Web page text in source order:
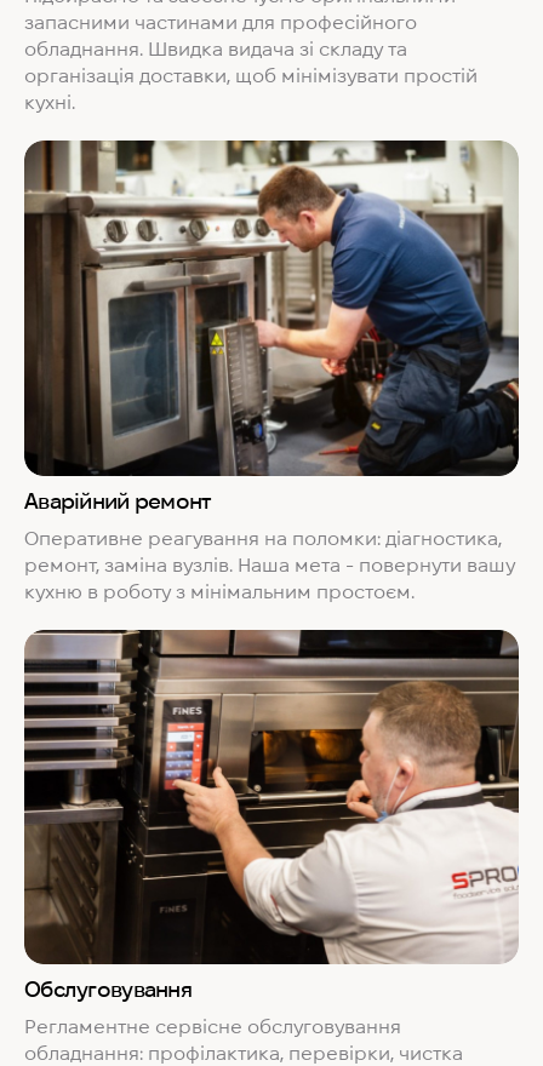
запасними частинами для професійного
обладнання. Швидка видача зі складу та
організація доставки, щоб мінімізувати простій
кухні.
Аварійний ремонт
Оперативне реагування на поломки: діагностика,
ремонт, заміна вузлів. Наша мета - повернути вашу
кухню в роботу з мінімальним простоєм.
Обслуговування
Регламентне сервісне обслуговування
обладнання: профілактика, перевірки, чистка